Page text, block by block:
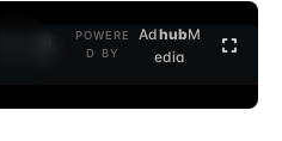
POWERE
D BY
AdhubM
edia